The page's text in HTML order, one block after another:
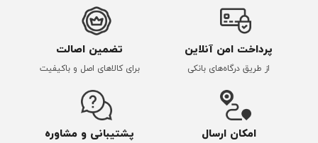
پرداخت امن آنلاین
از طریق درگاه‌های بانکی
تضمین اصالت
برای کالاهای اصل و باکیفیت
امکان ارسال پشتیبانی و مشاوره